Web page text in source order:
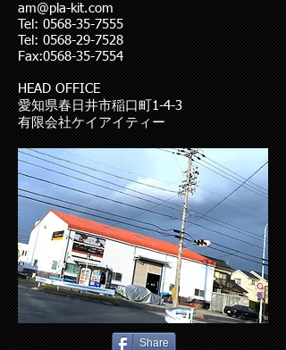
am@pla-kit.com
Tel: 0568-35-7555
Tel: 0568-29-7528
Fax:0568-35-7554
HEAD OFFICE
愛知県春日井市稲口町1-4-3
​有限会社ケイアイティー
Share